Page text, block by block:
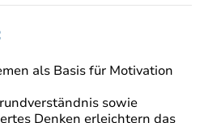
als Basis für Motivation
sowie
Denken erleichtern das